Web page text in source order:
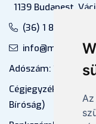
1139 Budapest,
(36) 1 880 76 00
info@mprx.hu
Adószám:
Cégjegyzékszám:
Bíróság)